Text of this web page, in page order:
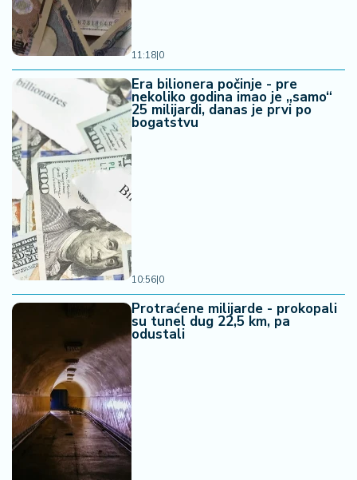
11:18|0
Era bilionera počinje - pre
nekoliko godina imao je „samo“
25 milijardi, danas je prvi po
bogatstvu
10:56|0
Protraćene milijarde - prokopali
su tunel dug 22,5 km, pa
odustali